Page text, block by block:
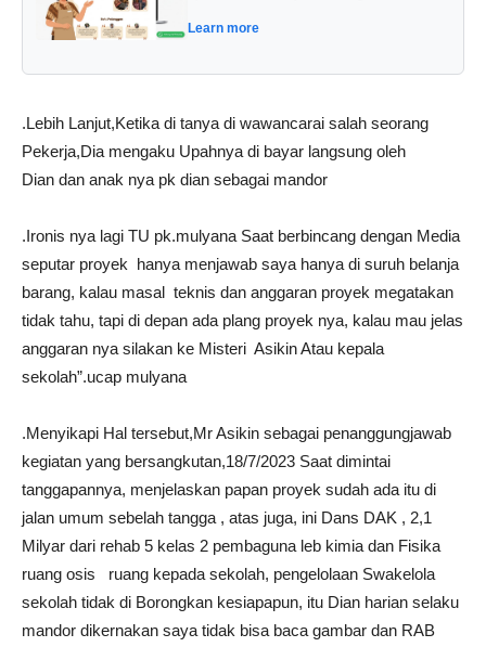
Learn more
.Lebih Lanjut,Ketika di tanya di wawancarai salah seorang
Pekerja,Dia mengaku Upahnya di bayar langsung oleh
Dian dan anak nya pk dian sebagai mandor
.Ironis nya lagi TU pk.mulyana Saat berbincang dengan Media
seputar proyek hanya menjawab saya hanya di suruh belanja
barang, kalau masal teknis dan anggaran proyek megatakan
tidak tahu, tapi di depan ada plang proyek nya, kalau mau jelas
anggaran nya silakan ke Misteri Asikin Atau kepala
sekolah”.ucap mulyana
.Menyikapi Hal tersebut,Mr Asikin sebagai penanggungjawab
kegiatan yang bersangkutan,18/7/2023 Saat dimintai
tanggapannya, menjelaskan papan proyek sudah ada itu di
jalan umum sebelah tangga , atas juga, ini Dans DAK , 2,1
Milyar dari rehab 5 kelas 2 pembaguna leb kimia dan Fisika
ruang osis ruang kepada sekolah, pengelolaan Swakelola
sekolah tidak di Borongkan kesiapapun, itu Dian harian selaku
mandor dikernakan saya tidak bisa baca gambar dan RAB